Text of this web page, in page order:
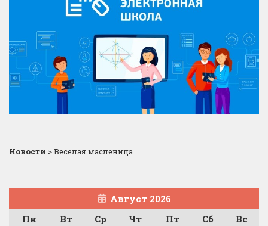
Новости >Веселая масленица
Август 2026
Пн
Вт Ср Чт Пт Сб
Вс